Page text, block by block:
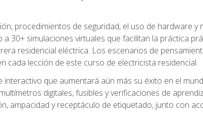
procedimientos de seguridad, el uso de hardware y
30+ simulaciones virtuales que facilitan la práctica
residencial eléctrica. Los escenarios de
cada lección de este curso de electricista residencial.
que aumentará aún más su éxito en el
digitales, fusibles y verificaciones de
ampacidad y receptáculo de etiquetado, junto con